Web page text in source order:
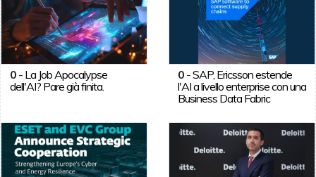
0- La Job Apocalypse
dell'AI? Pare già finita.
0-SAP, Ericsson estende
l'AI a livello enterprise con una
Business Data Fabric